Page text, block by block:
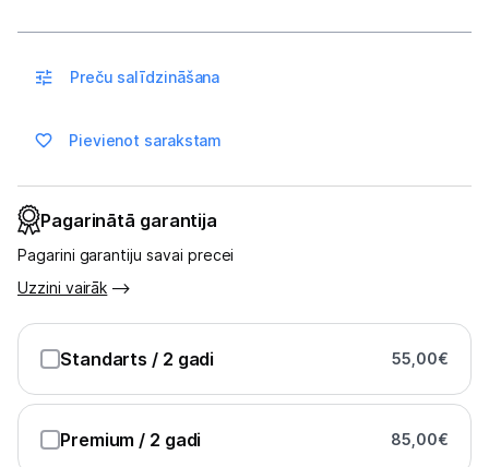
Ražotāju atjaunota tehnika
Vēlmju saraksts
Blogs
Uzņēmumiem
Preču salīdzināšana
Pievienot sarakstam
Pagarinātā garantija
Pagarini garantiju savai precei
Uzzini vairāk
Standarts / 2 gadi 55,00€
Premium / 2 gadi 85,00€